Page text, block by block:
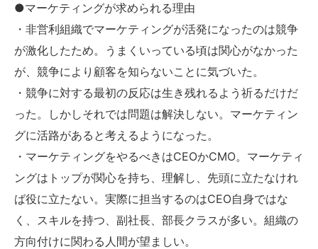
●マーケティングが求められる理由
・非営利組織でマーケティングが活発になったのは競争
が激化したため。うまくいっている頃は関心がなかった
が、競争により顧客を知らないことに気づいた。
・競争に対する最初の反応は生き残れるよう祈るだけだ
った。しかしそれでは問題は解決しない。マーケティン
グに活路があると考えるようになった。
・マーケティングをやるべきはCEOかCMO。マーケティ
ングはトップが関心を持ち、理解し、先頭に立たなけれ
ば役に立たない。実際に担当するのはCEO自身ではな
く、スキルを持つ、副社長、部長クラスが多い。組織の
方向付けに関わる人間が望ましい。